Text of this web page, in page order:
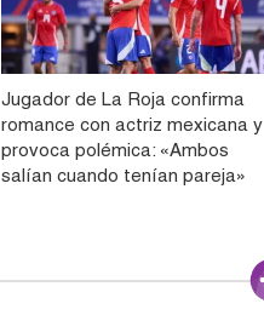
Jugador de La Roja confirma
romance con actriz mexicana y
provoca polémica: «Ambos
salían cuando tenían pareja»